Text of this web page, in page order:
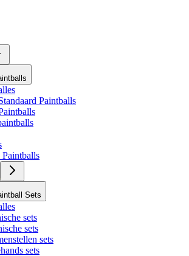
Paintballs
Sets
sets
sets
sets
sets